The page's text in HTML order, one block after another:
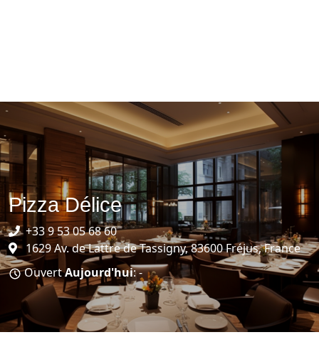
Pizza Délice
+33 9 53 05 68 60
1629 Av. de Lattre de Tassigny, 83600 Fréjus, France
OuvertAujourd'hui: -